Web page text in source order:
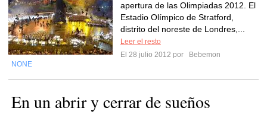
apertura de las Olimpiadas 2012. El
Estadio Olímpico de Stratford,
distrito del noreste de Londres,...
Leer el resto
El 28 julio 2012 por
Bebemon
NONE
En un abrir y cerrar de sueños